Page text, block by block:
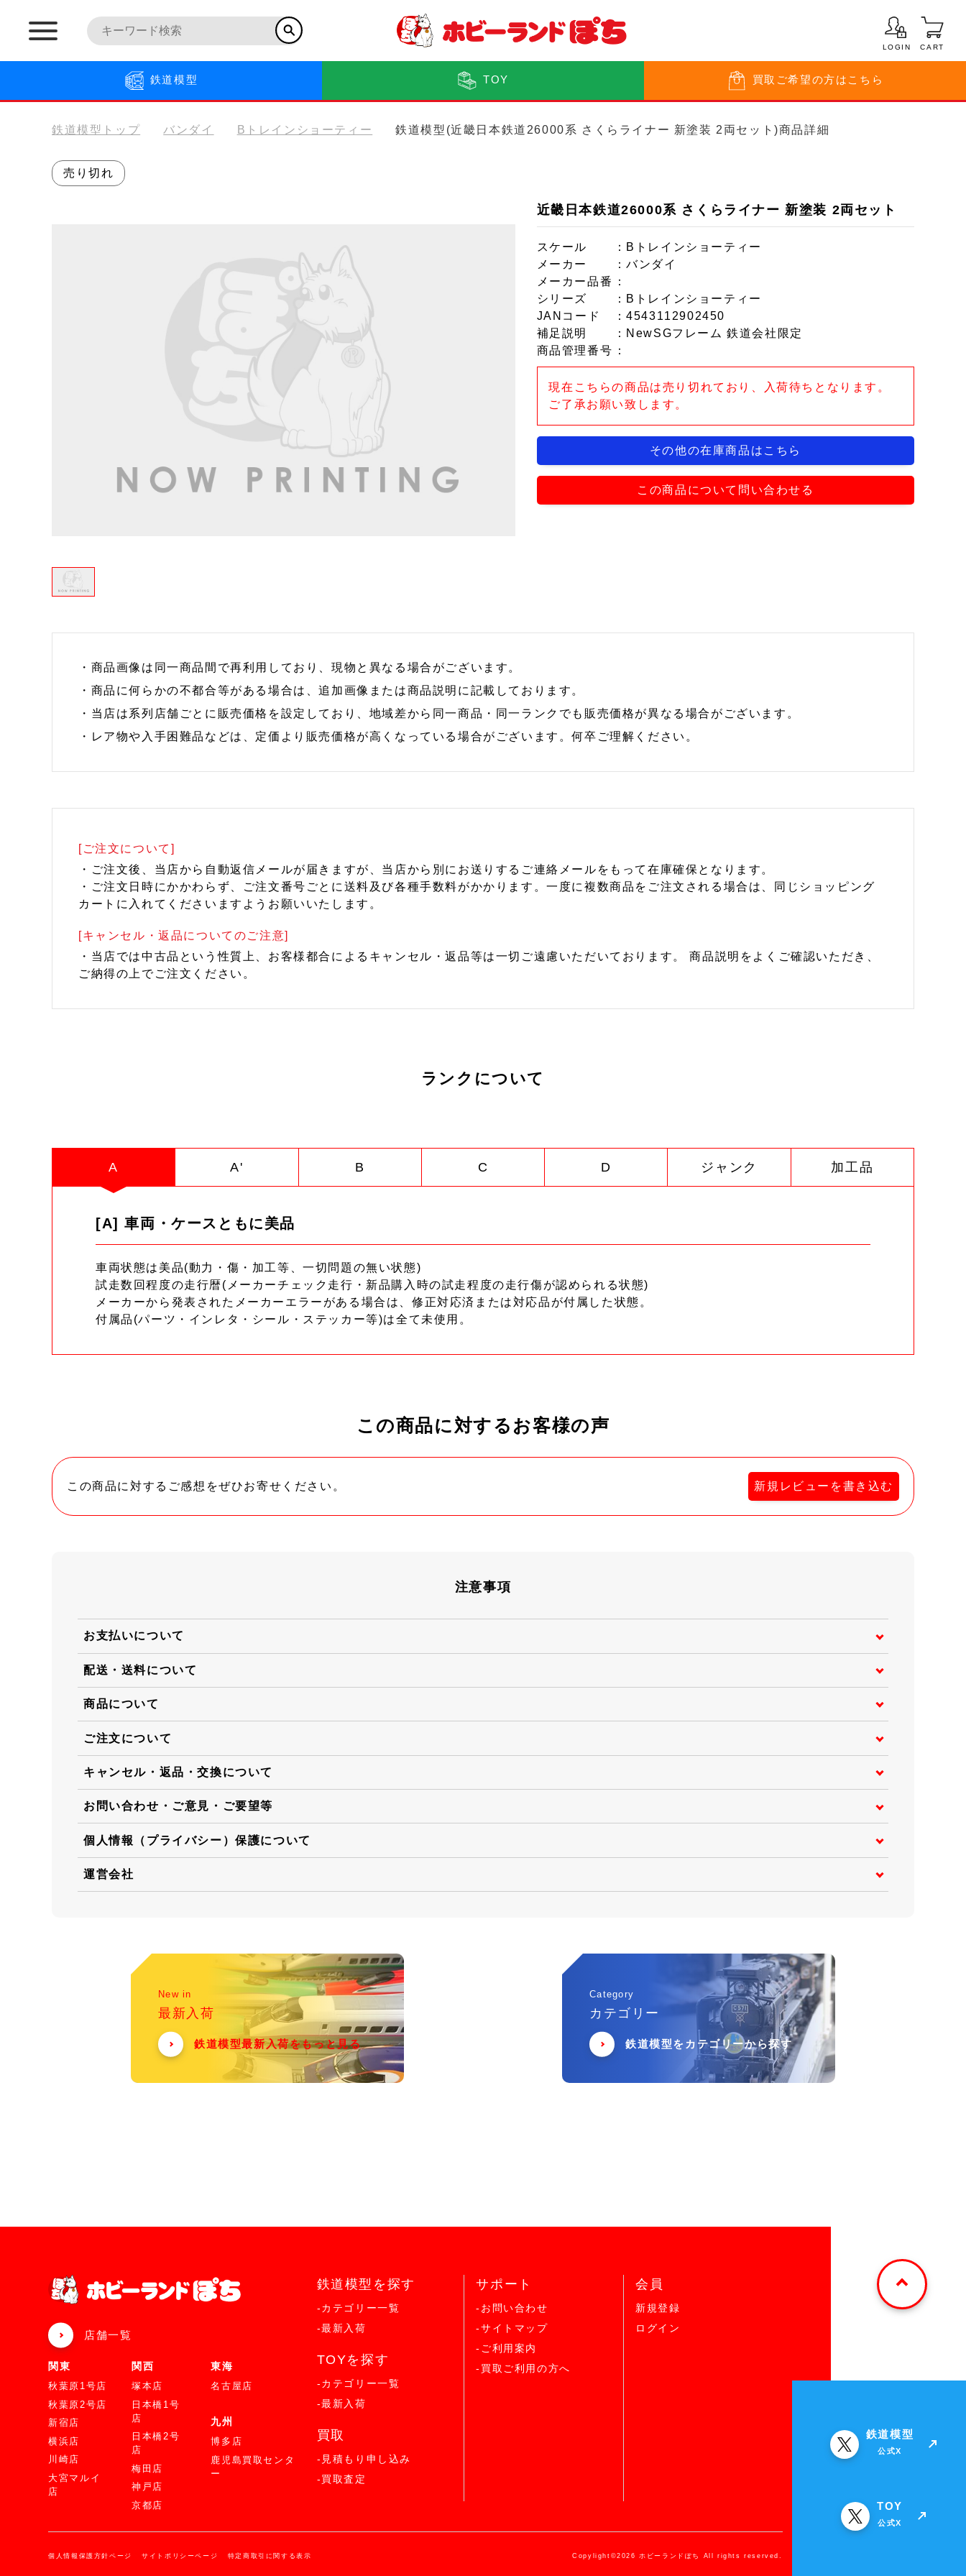
LOGIN CART
鉄道模型 TOY 買取 ご希望の方はこちら
鉄道模型トップ バンダイ Bトレインショーティー 鉄道模型(近畿日本鉄道26000系 さくらライナー 新塗装 2両セット)商品詳細
売り切れ
近畿日本鉄道26000系 さくらライナー 新塗装 2両セット
スケール
：Bトレインショーティー
メーカー
：バンダイ
メーカー品番
：
シリーズ
：Bトレインショーティー
JANコード
：4543112902450
補足説明
：NewSGフレーム 鉄道会社限定
商品管理番号 ：
現在こちらの商品は売り切れており、入荷待ちとなります。
ご了承お願い致します。
その他の在庫商品はこちら
この商品について問い合わせる
・商品画像は同一商品間で再利用しており、現物と異なる場合がございます。
・商品に何らかの不都合等がある場合は、追加画像または商品説明に記載しております。
・当店は系列店舗ごとに販売価格を設定しており、地域差から同一商品・同一ランクでも販売価格が異なる場合がございます。
・レア物や入手困難品などは、定価より販売価格が高くなっている場合がございます。何卒ご理解ください。
[ご注文について]
・ご注文後、当店から自動返信メールが届きますが、当店から別にお送りするご連絡メールをもって在庫確保となります。
・ご注文日時にかかわらず、ご注文番号ごとに送料及び各種手数料がかかります。一度に複数商品をご注文される場合は、同じショッピング
カートに入れてくださいますようお願いいたします。
[キャンセル・返品についてのご注意]
・当店では中古品という性質上、お客様都合によるキャンセル・返品等は一切ご遠慮いただいております。 商品説明をよくご確認いただき、
ご納得の上でご注文ください。
ランクについて
A A' B C D ジャンク 加工品
[A] 車両・ケースともに美品
車両状態は美品(動力・傷・加工等、一切問題の無い状態)
試走数回程度の走行暦(メーカーチェック走行・新品購入時の試走程度の走行傷が認められる状態)
メーカーから発表されたメーカーエラーがある場合は、修正対応済または対応品が付属した状態。
付属品(パーツ・インレタ・シール・ステッカー等)は全て未使用。
この商品に対するお客様の声
この商品に対するご感想をぜひお寄せください。 新規レビューを書き込む
注意事項
お支払いについて
配送・送料について
商品について
ご注文について
キャンセル・返品・交換について
お問い合わせ・ご意見・ご要望等
個人情報（プライバシー）保護について
運営会社
New in
最新入荷
鉄道模型最新入荷をもっと見る
Category
カテゴリー
鉄道模型をカテゴリーから探す
店舗一覧
関東
秋葉原1号店
秋葉原2号店
新宿店
横浜店
川崎店
大宮マルイ
店
関西
塚本店
日本橋1号
店
日本橋2号
店
梅田店
神戸店
京都店
東海
名古屋店
九州
博多店
鹿児島買取センタ
ー
鉄道模型を探す
-カテゴリー一覧
-最新入荷
TOYを探す
-カテゴリー一覧
-最新入荷
買取
-見積もり申し込み
-買取査定
サポート
-お問い合わせ
-サイトマップ
-ご利用案内
-買取ご利用の方へ
会員
新規登録
ログイン
個人情報保護方針ページ サイトポリシーページ 特定商取引に関する表示 Copylight©2026 ホビーランドぽち All rights reserved.
鉄道模型
公式X
TOY
公式X